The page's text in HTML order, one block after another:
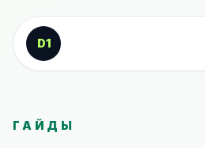
К содержанию
D1
ГАЙДЫ